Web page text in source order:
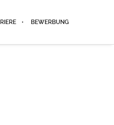
BEWERBUNG